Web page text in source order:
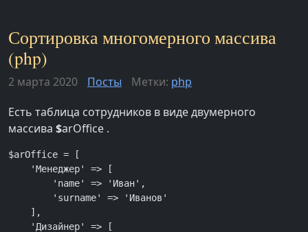
Сортировка многомерного массива
(php)
2 марта 2020 Посты Метки: php
Есть таблица сотрудников в виде двумерного
массива $arOffice .
$arOffice = [